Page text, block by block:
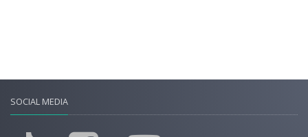
SOCIAL MEDIA